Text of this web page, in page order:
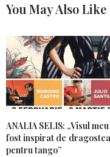
You May Also Like
ANALIA SELIS: „Visul
fost inspirat de dragostea
pentru tango”